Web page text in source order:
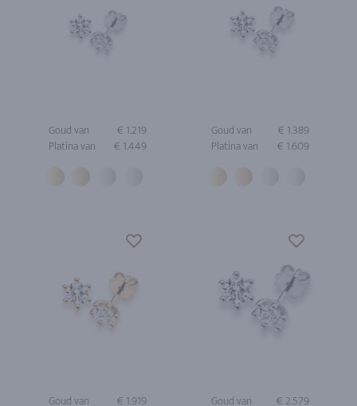
Goud van
€ 1.219
Platina van
€ 1.449
Goud van
€ 1.389
Platina van
€ 1.609
Goud van € 1.919 Goud van € 2.579